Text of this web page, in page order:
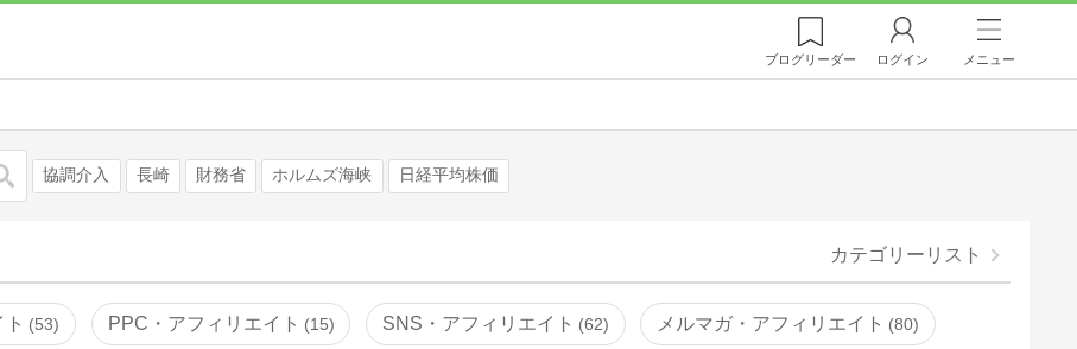
ブログリーダー ログイン メニュー
検索 協調介入 長崎 財務省 ホルムズ海峡 日経平均株価
カテゴリーリスト
53 PPC・アフィリエイト 15 SNS・アフィリエイト 62 メルマガ・アフィリエイト 80